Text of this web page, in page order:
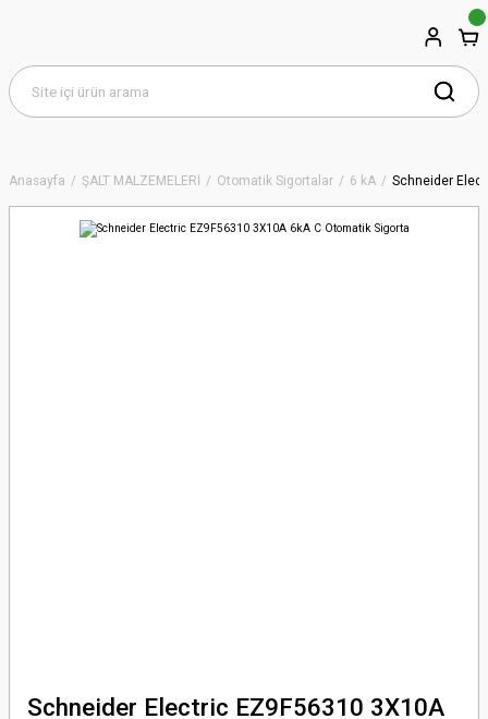
Anasayfa ŞALT MALZEMELERİ Otomatik Sigortalar 6 kA Schneider
Schneider Electric EZ9F56310 3X10A